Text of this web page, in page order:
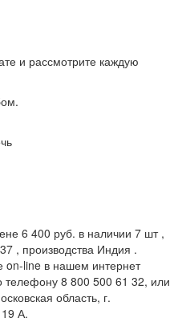
и рассмотрите каждую
6 400 руб. в наличии 7 шт ,
, производства Индия .
line в нашем интернет
телефону 8 800 500 61 32, или
область, г.
А.